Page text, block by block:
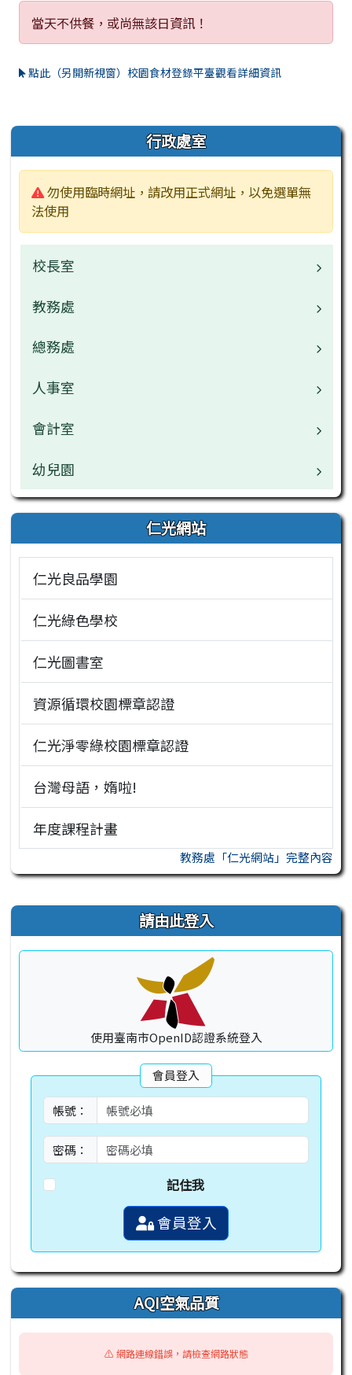
當天不供餐，或尚無該日資訊！
點此（另開新視窗）校園食材登錄平臺觀看詳細資訊
左邊區域內容 行政處室
警告:
勿使用臨時網址，請改用正式網址，以免選單無
法使用
校長室
校長介紹
教務處
業務職掌
校園公告
常用連結
榮譽榜
仁光網站
總務處
業務職掌
校園公告
常用連結
人事室
業務職掌
校園公告
常用連結
會計室
業務職掌
校園公告
常用連結
幼兒園
校園公告
仁光網站
仁光良品學園
仁光綠色學校
仁光圖書室
資源循環校園標章認證
仁光淨零綠校園標章認證
台灣母語，媠啦!
年度課程計畫
教務處「仁光網站」完整內容
右邊區域內容 請由此登入
使用臺南市OpenID認證系統登入
會員登入
帳號：
密碼：
記住我
會員登入
AQI空氣品質
⚠️ 網路連線錯誤，請檢查網路狀態